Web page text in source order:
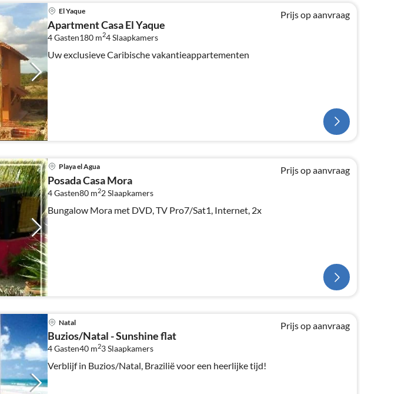
El Yaque
Apartment Casa El Yaque
4 Gasten180 m24Slaapkamers
Uw exclusieve Caribische vakantieappartementen
Prijs op aanvraag
Playa el Agua
Posada Casa Mora
4 Gasten80 m22Slaapkamers
Bungalow Mora met DVD, TV Pro7/Sat1, Internet, 2x
Prijs op aanvraag
Natal
Buzios/Natal - Sunshine flat
4 Gasten40 m23Slaapkamers
Verblijf in Buzios/Natal, Brazilië voor een heerlijke tijd!
Prijs op aanvraag